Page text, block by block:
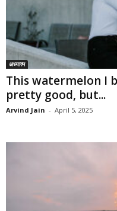
अध्यात्म
This watermelon I
pretty good, but...
Arvind Jain - April 5, 2025